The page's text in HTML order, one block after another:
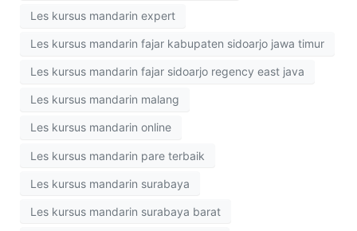
Les kursus mandarin expert
Les kursus mandarin fajar kabupaten sidoarjo jawa timur
Les kursus mandarin fajar sidoarjo regency east java
Les kursus mandarin malang
Les kursus mandarin online
Les kursus mandarin pare terbaik
Les kursus mandarin surabaya
Les kursus mandarin surabaya barat